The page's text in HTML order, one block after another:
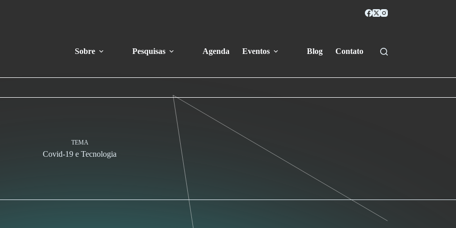
Sobre Pesquisas Agenda Eventos Blog Contato
TEMA
Covid-19 e Tecnologia